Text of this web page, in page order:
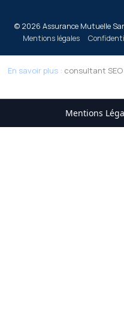
© 2026 Assurance Mutuelle
Mentions légales
En savoir plus : consultant
Mentions